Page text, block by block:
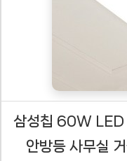
삼성칩 60W LED
안방등 사무실